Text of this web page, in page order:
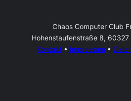
Chaos Computer Club
Hohenstaufenstraße 8,
Kontakt• Impressum •